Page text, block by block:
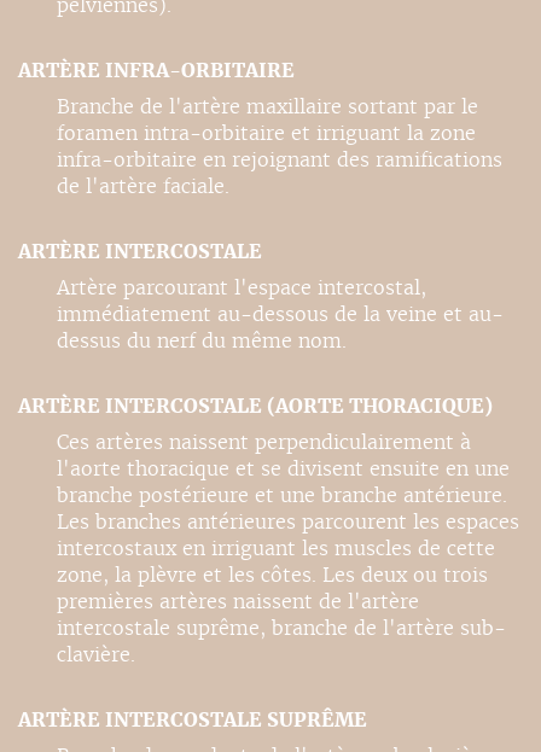
pelviennes).
ARTÈRE INFRA-ORBITAIRE
Branche de l'artère maxillaire sortant par le
foramen intra-orbitaire et irriguant la zone
infra-orbitaire en rejoignant des ramifications
de l'artère faciale.
ARTÈRE INTERCOSTALE
Artère parcourant l'espace intercostal,
immédiatement au-dessous de la veine et au-
dessus du nerf du même nom.
ARTÈRE INTERCOSTALE (AORTE THORACIQUE)
Ces artères naissent perpendiculairement à
l'aorte thoracique et se divisent ensuite en une
branche postérieure et une branche antérieure.
Les branches antérieures parcourent les espaces
intercostaux en irriguant les muscles de cette
zone, la plèvre et les côtes. Les deux ou trois
premières artères naissent de l'artère
intercostale suprême, branche de l'artère sub-
clavière.
ARTÈRE INTERCOSTALE SUPRÊME